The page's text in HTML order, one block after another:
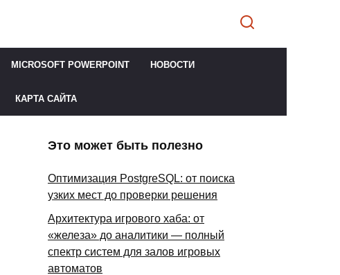
MICROSOFT POWERPOINT НОВОСТИ
КАРТА САЙТА
Это может быть полезно
Оптимизация PostgreSQL: от поиска
узких мест до проверки решения
Архитектура игрового хаба: от
«железа» до аналитики — полный
спектр систем для залов игровых
автоматов